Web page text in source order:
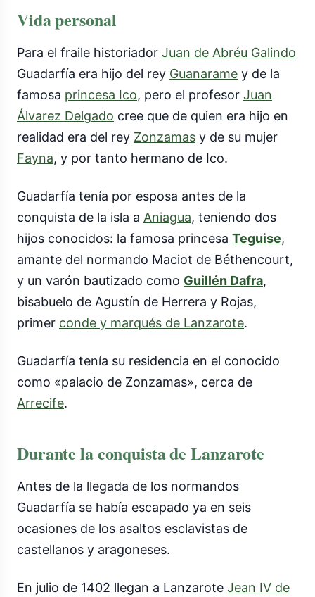
Vida personal
Para el fraile historiador Juan de Abréu Galindo
Guadarfía era hijo del rey Guanarame y de la
famosa princesa Ico, pero el profesor Juan
Álvarez Delgado cree que de quien era hijo en
realidad era del rey Zonzamas y de su mujer
Fayna, y por tanto hermano de Ico.
Guadarfía tenía por esposa antes de la
conquista de la isla a Aniagua, teniendo dos
hijos conocidos: la famosa princesa Teguise,
amante del normando Maciot de Béthencourt,
y un varón bautizado como Guillén Dafra,
bisabuelo de Agustín de Herrera y Rojas,
primer conde y marqués de Lanzarote.
Guadarfía tenía su residencia en el conocido
como «palacio de Zonzamas», cerca de
Arrecife.
Durante la conquista de Lanzarote
Antes de la llegada de los normandos
Guadarfía se había escapado ya en seis
ocasiones de los asaltos esclavistas de
castellanos y aragoneses.
En julio de 1402 llegan a Lanzarote Jean IV de